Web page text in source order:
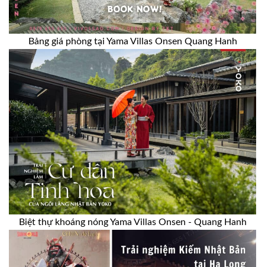
Bảng giá phòng tại Yama Villas Onsen Quang Hanh
Biệt thự khoáng nóng Yama Villas Onsen - Quang Hanh